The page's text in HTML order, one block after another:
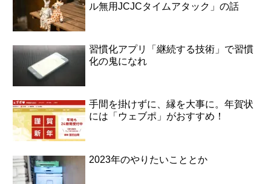
ル無用JCJCタイムアタック」の話
習慣化アプリ「継続する技術」で習慣
化の鬼になれ
手間を掛けずに、縁を大事に。年賀状
には「ウェブポ」がおすすめ！
2023年のやりたいこととか